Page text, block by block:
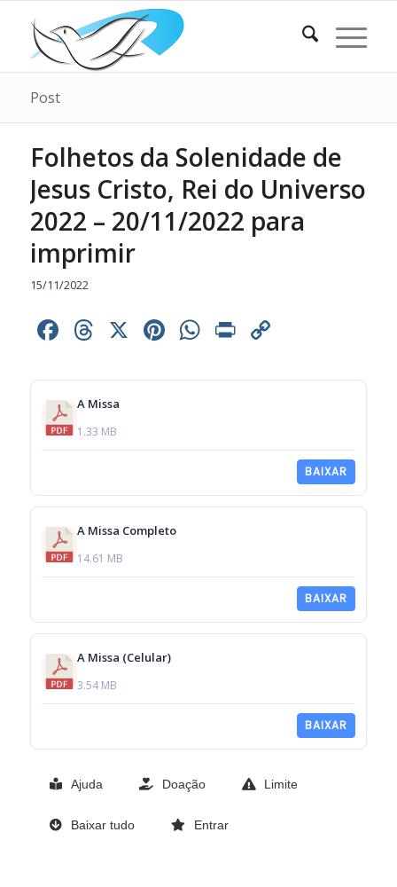
Post
Folhetos da Solenidade de
Jesus Cristo, Rei do Universo
2022 – 20/11/2022 para
imprimir
15/11/2022
Facebook
Threads
X Pinterest
WhatsApp
Print
A Missa
1.33 MB
BAIXAR
A Missa Completo
14.61 MB
BAIXAR
A Missa (Celular)
3.54 MB
BAIXAR
Ajuda Doação Limite
Baixar tudo Entrar